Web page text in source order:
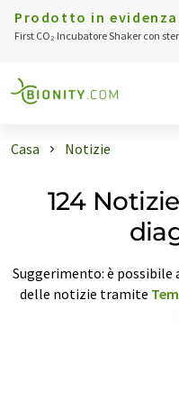
Prodotto in evidenza
First CO₂ Incubatore Shaker con
Casa Notizie
124
Suggerimento: è
delle notizie tramite